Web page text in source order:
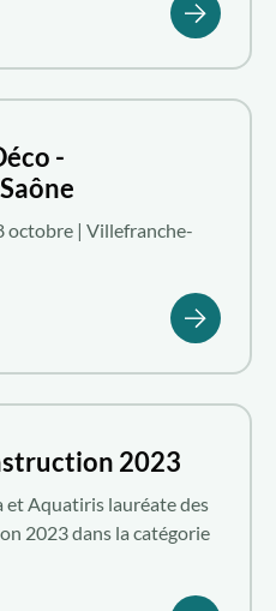
-
octobre | Villefranche-
2023
et Aquatiris lauréate des
2023 dans la catégorie